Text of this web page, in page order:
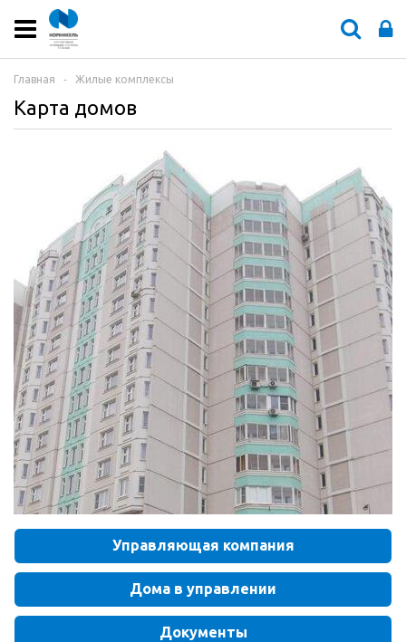
Главная ‐ Жилые комплексы
Карта домов
Управляющая компания
Дома в управлении
Документы